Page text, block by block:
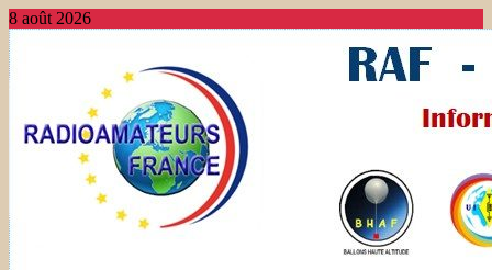
8 août 2026